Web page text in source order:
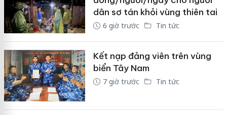
dân sơ tán khỏi vùng thiên tai
6 giờ trước Tin tức
Kết nạp đảng viên trên vùng
biển Tây Nam
7 giờ trước Tin tức